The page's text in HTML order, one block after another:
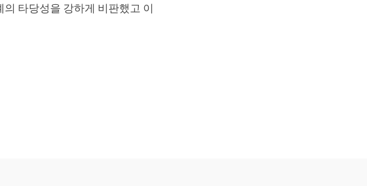
의 타당성을 강하게 비판했고 이